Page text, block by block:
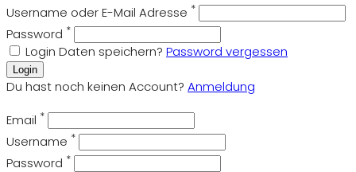
Username oder E-Mail Adresse *
Password *
Login Daten speichern? Password vergessen
Login
Du hast noch keinen Account? Anmeldung
Email *
Username *
Password *